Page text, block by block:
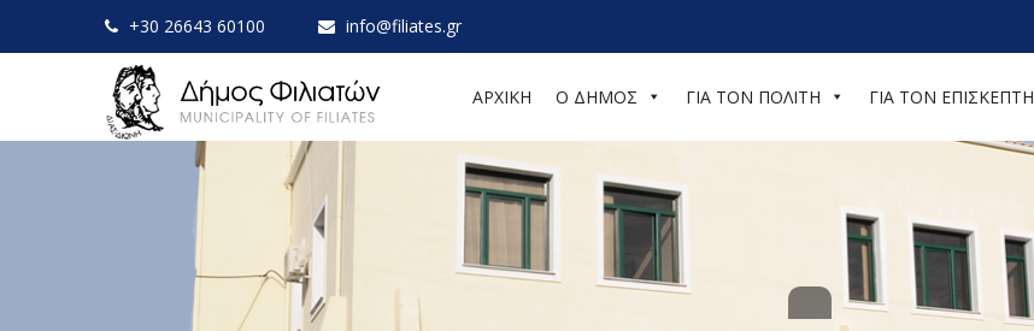
+30 26643 60100 info@filiates.gr
ΑΡΧΙΚΗ Ο ΔΗΜΟΣ ΓΙΑ ΤΟΝ ΠΟΛΙΤΗ ΓΙΑ ΤΟΝ ΕΠΙΣΚΕΠΤΗ